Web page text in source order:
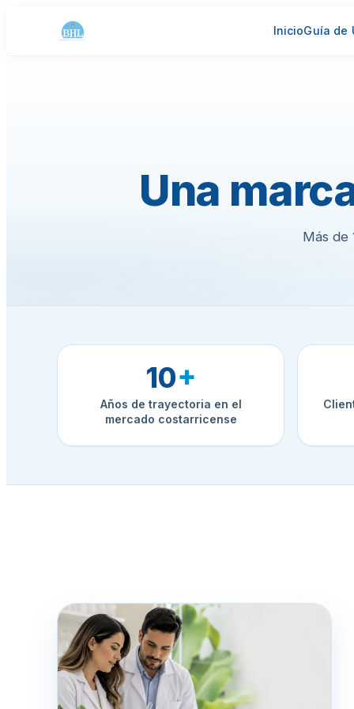
InicioGuía de
Una
Más de
10+
Años de trayectoria en el
mercado costarricense